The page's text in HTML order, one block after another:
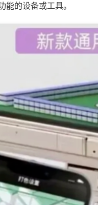
能的设备或工具。